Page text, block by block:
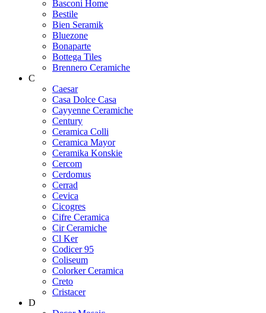
Basconi Home
Bestile
Bien Seramik
Bluezone
Bonaparte
Bottega Tiles
Brennero Ceramiche
C
Caesar
Casa Dolce Casa
Cayyenne Ceramiche
Century
Ceramica Colli
Ceramica Mayor
Ceramika Konskie
Cercom
Cerdomus
Cerrad
Cevica
Cicogres
Cifre Ceramica
Cir Ceramiche
Cl Ker
Codicer 95
Coliseum
Colorker Ceramica
Creto
Cristacer
D